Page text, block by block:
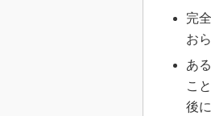
完
お
あ
こ
後